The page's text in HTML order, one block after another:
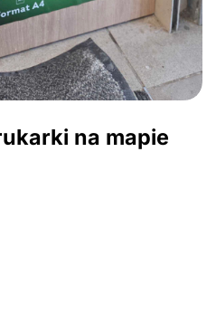
na mapie